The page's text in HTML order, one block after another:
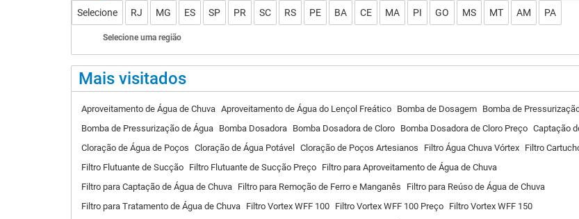
Selecione RJ MG ES SP PR SC RS PE BA CE MA PI GO MS MT AM PA
Selecione uma região
Mais visitados
Aproveitamento de Água de Chuva Aproveitamento de Água do Lençol Freático Bomba de Dosagem Bomba de
Bomba de Pressurização de Água Bomba Dosadora Bomba Dosadora de Cloro Bomba Dosadora de Cloro Preço Captação
Cloração de Água de Poços Cloração de Água Potável Cloração de Poços Artesianos Filtro Água Chuva Vórtex Filtro
Filtro Flutuante de Sucção Filtro Flutuante de Sucção Preço Filtro para Aproveitamento de Água de Chuva
Filtro para Captação de Água de Chuva Filtro para Remoção de Ferro e Manganês
Filtro para Reúso de Água de Chuva
Filtro para Tratamento de Água de Chuva Filtro Vortex WFF 100 Filtro Vortex WFF 100 Preço Filtro Vortex WFF 150